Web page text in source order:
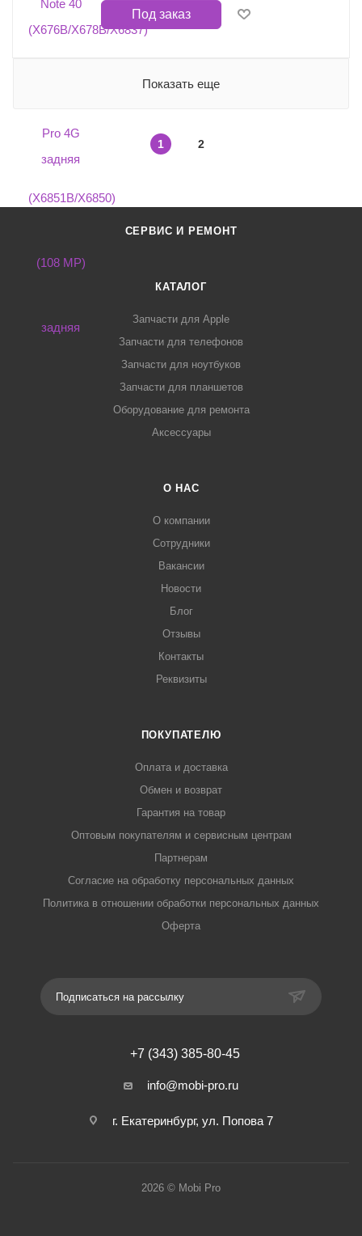
Под заказ
Показать еще
1 2
СЕРВИС И РЕМОНТ
КАТАЛОГ
Запчасти для Apple
Запчасти для телефонов
Запчасти для ноутбуков
Запчасти для планшетов
Оборудование для ремонта
Аксессуары
О НАС
О компании
Сотрудники
Вакансии
Новости
Блог
Отзывы
Контакты
Реквизиты
ПОКУПАТЕЛЮ
Оплата и доставка
Обмен и возврат
Гарантия на товар
Оптовым покупателям и сервисным центрам
Партнерам
Согласие на обработку персональных данных
Политика в отношении обработки персональных данных
Оферта
Подписаться на рассылку
+7 (343) 385-80-45
info@mobi-pro.ru
г. Екатеринбург, ул. Попова 7
2026 © Mobi Pro